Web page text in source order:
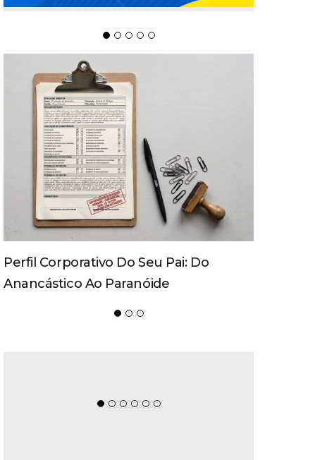
Movecta Marca Presença Na
Logistique 2026 Com Soluções
Integradas E Participação Em Painel